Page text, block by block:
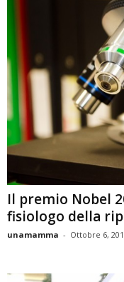
Il premio Nobel
fisiologo della
unamamma - Ottobre 6,